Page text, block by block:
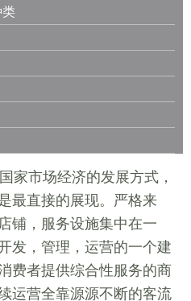
类
家市场经济的发展方式，
最直接的展现。严格来
铺，服务设施集中在一
发，管理，运营的一个建
费者提供综合性服务的商
运营全靠源源不断的客流